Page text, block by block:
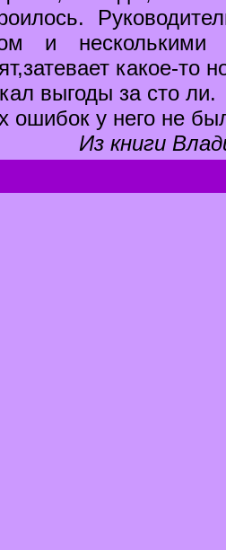
и
какое-то
выгоды за сто ли.
ошибок у него не
Из книги